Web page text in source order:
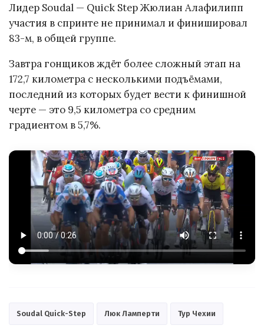
Лидер Soudal — Quick Step Жюлиан Алафилипп
участия в спринте не принимал и финишировал
83-м, в общей группе.
Завтра гонщиков ждёт более сложный этап на
172,7 километра с несколькими подъёмами,
последний из которых будет вести к финишной
черте — это 9,5 километра со средним
градиентом в 5,7%.
Soudal Quick-Step Люк Ламперти Тур Чехии